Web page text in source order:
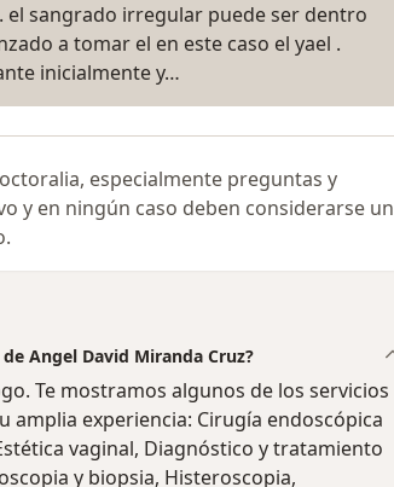
el sangrado irregular puede ser dentro
a tomar el en este caso el yael .
inicialmente y…
especialmente preguntas y
y en ningún caso deben considerarse un
Angel David Miranda Cruz?
Te mostramos algunos de los servicios
amplia experiencia: Cirugía endoscópica
vaginal, Diagnóstico y tratamiento
y biopsia, Histeroscopia,